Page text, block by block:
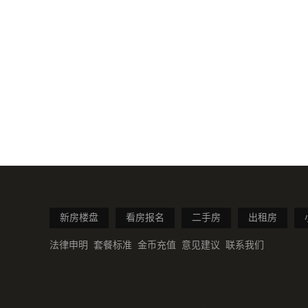
新房楼盘 看房报名 二手房 出租房
法律申明 套餐标准 金币充值 意见建议 联系我们